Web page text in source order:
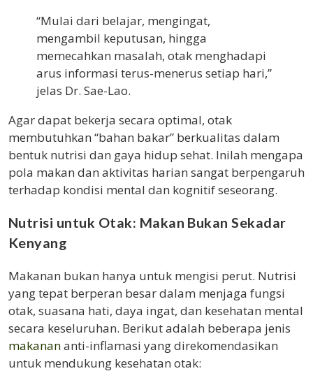
“Mulai dari belajar, mengingat,
mengambil keputusan, hingga
memecahkan masalah, otak menghadapi
arus informasi terus-menerus setiap hari,”
jelas Dr. Sae-Lao.
Agar dapat bekerja secara optimal, otak
membutuhkan “bahan bakar” berkualitas dalam
bentuk nutrisi dan gaya hidup sehat. Inilah mengapa
pola makan dan aktivitas harian sangat berpengaruh
terhadap kondisi mental dan kognitif seseorang.
Nutrisi untuk Otak: Makan Bukan Sekadar
Kenyang
Makanan bukan hanya untuk mengisi perut. Nutrisi
yang tepat berperan besar dalam menjaga fungsi
otak, suasana hati, daya ingat, dan kesehatan mental
secara keseluruhan. Berikut adalah beberapa jenis
makanananti-inflamasi yang direkomendasikan
untuk mendukung kesehatan otak: